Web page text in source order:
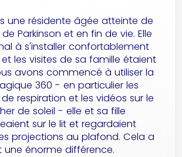
une résidente âgée atteinte de
Parkinson et en fin de vie. Elle
à s'installer confortablement
les visites de sa famille étaient
avons commencé à utiliser la
360 - en particulier les
respiration et les vidéos sur le
de soleil - elle et sa fille
sur le lit et regardaient
projections au plafond. Cela a
une énorme différence.